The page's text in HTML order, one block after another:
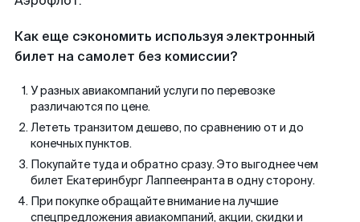
Как еще сэкономить используя электронный
билет на самолет без комиссии?
У разных авиакомпаний услуги по перевозке
различаются по цене.
Лететь транзитом дешево, по сравнению от и до
конечных пунктов.
Покупайте туда и обратно сразу. Это выгоднее чем
билет Екатеринбург Лаппеенранта в одну сторону.
При покупке обращайте внимание на лучшие
спецпредложения авиакомпаний, акции, скидки и